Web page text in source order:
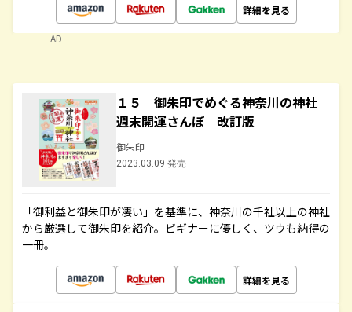
詳細を見る
AD
１５ 御朱印でめぐる神奈川の神社
週末開運さんぽ 改訂版
御朱印
2023.03.09 発売
「御利益と御朱印が凄い」を基準に、神奈川の千社以上の神社
から厳選して御朱印を紹介。ビギナーに優しく、ツウも納得の
一冊。
詳細を見る